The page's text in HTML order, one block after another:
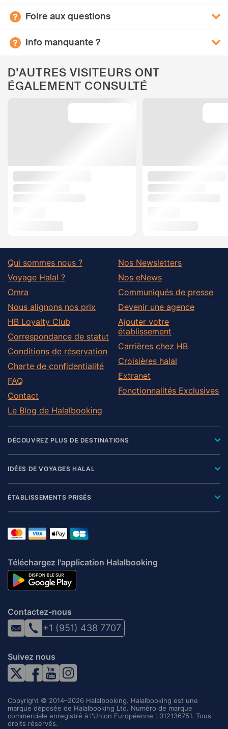
Foire aux questions
Info manquante ?
D'AUTRES VISITEURS ONT
ÉGALEMENT CONSULTÉ
Qui sommes nous ?
Voyage Halal ?
Omra
Nous alignons nos prix
HB Loyalty Club
Correspondance de statut
Conditions de réservation
Charte de confidentialité
FAQ
Contact
Le Blog de Halalbooking
Nos Newsletters
Nos eNews
Communiqués de presse
Devenir une agence
Ajouter votre
établissement
Carrières chez HB
Croisières halal
Extranet
Fonctionnalités Exclusives
DÉCOUVREZ PLUS DE DESTINATIONS
IDÉES DE VOYAGES HALAL
ÉTABLISSEMENTS PRISÉS
Téléchargez l'application Halalbooking
Contactez-nous
+1 (951) 438 7707
Suivez nous
Copyright © 2014–2026 Halalbooking. Halalbooking est une
marque déposée de Halalbooking Ltd. Numéro de marque
commerciale enregistré à l'Union Européenne : 012136751. Tous
droits réservés.